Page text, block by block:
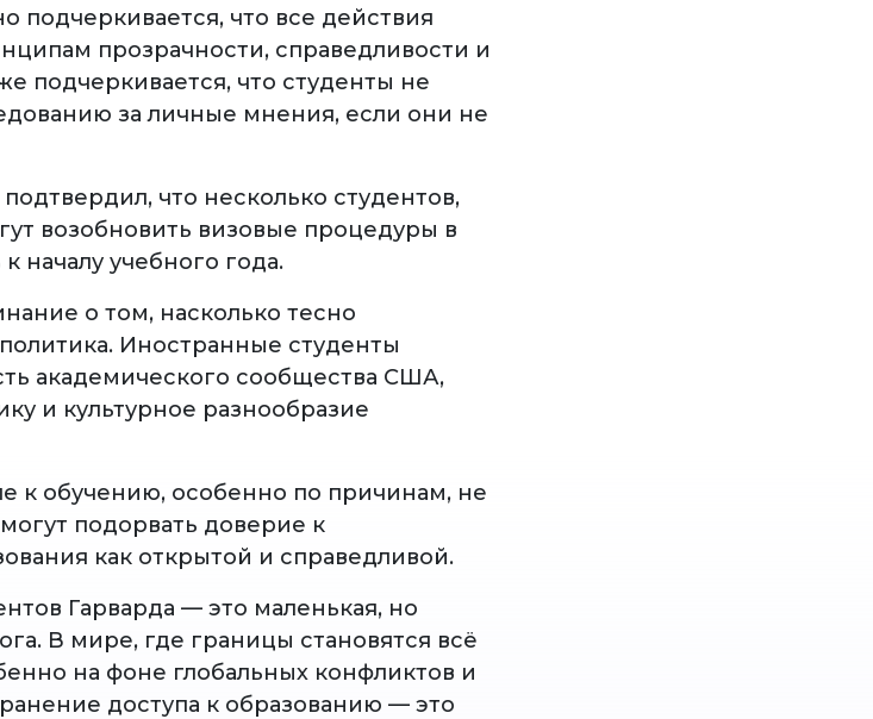
подчеркивается, что все действия
прозрачности, справедливости и
подчеркивается, что студенты не
за личные мнения, если они не
что несколько студентов,
возобновить визовые процедуры в
началу учебного года.
о том, насколько тесно
Иностранные студенты
академического сообщества США,
и культурное разнообразие
к обучению, особенно по причинам, не
подорвать доверие к
как открытой и справедливой.
Гарварда — это маленькая, но
В мире, где границы становятся всё
на фоне глобальных конфликтов и
доступа к образованию — это